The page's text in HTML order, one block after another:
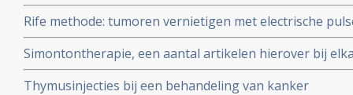
middelen die gebruikt worden als niet-toxische
behandeling.
Rife methode: tumoren vernietigen met electrische
Simontontherapie, een aantal artikelen hierover bij
van Simontoncancercenter in Nederland
Thymusinjecties bij een behandeling van kanker